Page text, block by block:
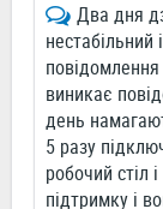
Два дня
нестабільний
повідомлення
виникає
день
5 разу
робочий стіл
підтримку і